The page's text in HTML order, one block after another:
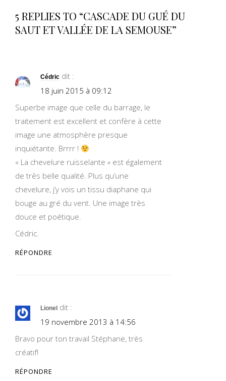
5 REPLIES TO “CASCADE DU GUÉ DU
SAUT ET VALLÉE DE LA SEMOUSE”
Cédric dit :
18 juin 2015 à 09:12
Superbe image que celle du barrage, le
traitement est excellent et confère à cette
image une atmosphère presque
inquiétante. Brrrr !
« La chevelure ruisselante » est également
de très belle qualité. Plus qu’une
chevelure, j’y vois un tissu diaphane qui
bouge au gré du vent. Une image très
douce et poétique.
Cédric.
RÉPONDRE
Lionel dit :
19 novembre 2013 à 14:56
Bravo pour ton travail Stéphane, très
créatif!
RÉPONDRE